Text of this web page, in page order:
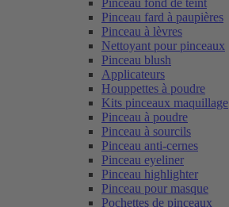
Pinceau fond de teint
Pinceau fard à paupières
Pinceau à lèvres
Nettoyant pour pinceaux
Pinceau blush
Applicateurs
Houppettes à poudre
Kits pinceaux maquillage
Pinceau à poudre
Pinceau à sourcils
Pinceau anti-cernes
Pinceau eyeliner
Pinceau highlighter
Pinceau pour masque
Pochettes de pinceaux